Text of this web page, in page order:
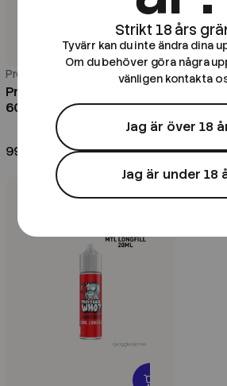
Professor Who?
Professor Who? | Razium |
60ml Kombofill
99 kr
99 kr
Tyvärr kan du inte ändra dina
Om du behöver göra några
vänligen kontakta
Jag är över 18
Jag är under 18